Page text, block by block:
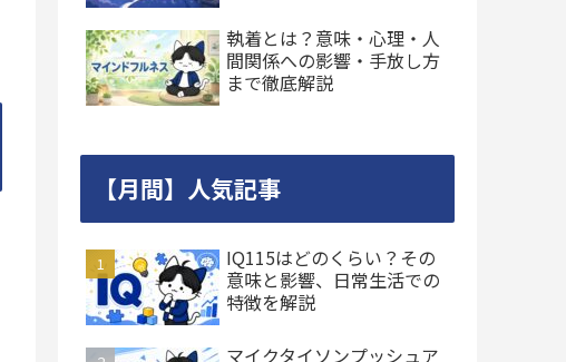
執着とは？意味・心理・人
間関係への影響・手放し方
まで徹底解説
【月間】人気記事
IQ115はどのくらい？その
意味と影響、日常生活での
特徴を解説
マイクタイソンプッシュア